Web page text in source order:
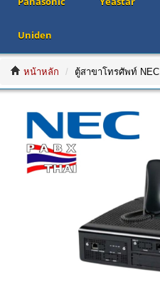
Uniden
หน้าหลัก ตู้สาขาโทรศัพท์ NEC